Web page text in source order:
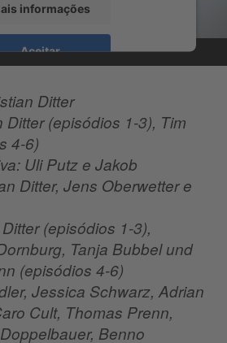
informações
Aceitar
Ditter
Ditter (episódios 1-3), Tim
4-6)
Uli Putz e Jakob
Ditter, Jens Oberwetter e
(episódios 1-3),
Tanja Bubbel und
(episódios 4-6)
Jessica Schwarz, Adrian
Cult, Thomas Prenn,
Benno